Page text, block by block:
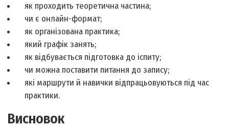
як проходить теоретична частина;
чи є онлайн-формат;
як організована практика;
який графік занять;
як відбувається підготовка до іспиту;
чи можна поставити питання до запису;
які маршрути й навички відпрацьовуються під час
практики.
Висновок